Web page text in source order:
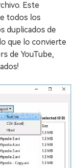
Este
todos los
duplicados de
que lo convierte
de YouTube,